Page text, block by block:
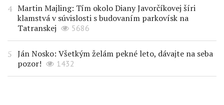
Martin Majling: Tím okolo Diany Javorčíkovej šíri
klamstvá v súvislosti s budovaním parkovísk na
Tatranskej
5686
Ján Nosko: Všetkým želám pekné leto, dávajte na seba
pozor!
1432